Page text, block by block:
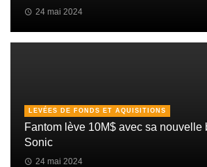
24 mai 2024
LEVÉES DE FONDS ET AQUISITIONS
Fantom lève 10M$ avec sa nouvelle
Sonic
24 mai 2024